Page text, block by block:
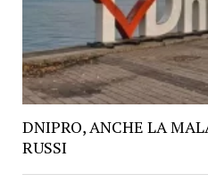
DNIPRO, ANCHE LA
RUSSI